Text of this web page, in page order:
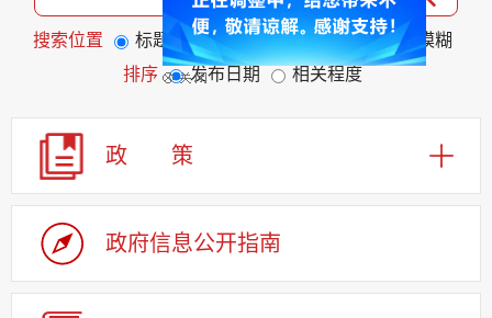
搜索位置 标题 全文 匹配度 精准
模糊
排序
发布日期 相关程度
政 策
政府信息公开指南